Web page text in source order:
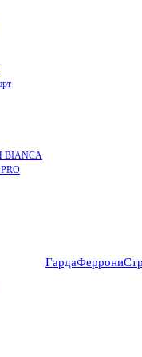
BIANCA
ГардаФеррони